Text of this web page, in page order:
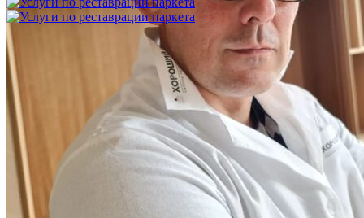
Услуги по реставрации паркета
1 500 ₽